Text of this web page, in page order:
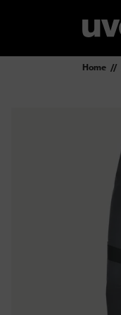
Home